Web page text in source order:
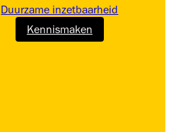
Duurzame inzetbaarheid
Kennismaken